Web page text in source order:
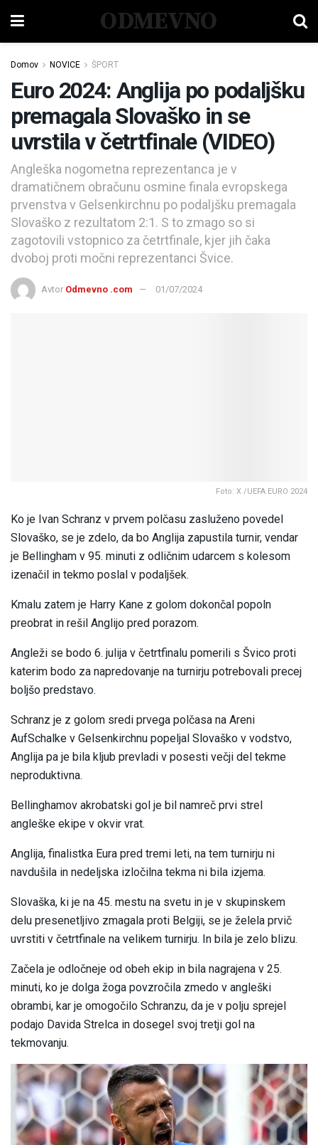
ODMEVNO
Domov NOVICE ŠPORT
Euro 2024: Anglija po podaljšku
premagala Slovaško in se
uvrstila v četrtfinale (VIDEO)
Angleška nogometna reprezentanca je v
dramatičnem obračunu osmine finala evropskega
prvenstva v Gelsenkirchnu po podaljšku premagala
Slovaško z rezultatom 2:1. S to zmago so si
zagotovili vstopnico za četrtfinale, kjer jih čaka
dvoboj proti močni reprezentanci Švice.
Avtor Odmevno .com 01/07/2024
Foto: X /UEFA EURO 2024
Ko je Ivan Schranz v prvem polčasu zasluženo povedel
Slovaško, se je zdelo, da bo Anglija zapustila turnir, vendar
je Bellingham v 95. minuti z odličnim udarcem s kolesom
izenačil in tekmo poslal v podaljšek.
Kmalu zatem je Harry Kane z golom dokončal popoln
preobrat in rešil Anglijo pred porazom.
Angleži se bodo 6. julija v četrtfinalu pomerili s Švico proti
katerim bodo za napredovanje na turnirju potrebovali precej
boljšo predstavo.
Schranz je z golom sredi prvega polčasa na Areni
AufSchalke v Gelsenkirchnu popeljal Slovaško v vodstvo,
Anglija pa je bila kljub prevladi v posesti večji del tekme
neproduktivna.
Bellinghamov akrobatski gol je bil namreč prvi strel
angleške ekipe v okvir vrat.
Anglija, finalistka Eura pred tremi leti, na tem turnirju ni
navdušila in nedeljska izločilna tekma ni bila izjema.
Slovaška, ki je na 45. mestu na svetu in je v skupinskem
delu presenetljivo zmagala proti Belgiji, se je želela prvič
uvrstiti v četrtfinale na velikem turnirju. In bila je zelo blizu.
Začela je odločneje od obeh ekip in bila nagrajena v 25.
minuti, ko je dolga žoga povzročila zmedo v angleški
obrambi, kar je omogočilo Schranzu, da je v polju sprejel
podajo Davida Strelca in dosegel svoj tretji gol na
tekmovanju.